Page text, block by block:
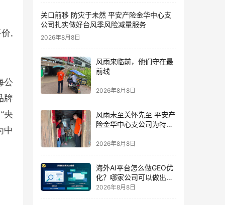
,
公
牌
央
中
关口前移 防灾于未然 平安产险金华中心支
公司扎实做好台风季风险减量服务
2026年8月8日
风雨来临前，他们守在最
前线
2026年8月8日
风雨未至关怀先至 平安产
险金华中心支公司为特殊
2026年8月8日
海外AI平台怎么做GEO优
化？哪家公司可以做出海
AI优化排名获客？
2026年8月8日